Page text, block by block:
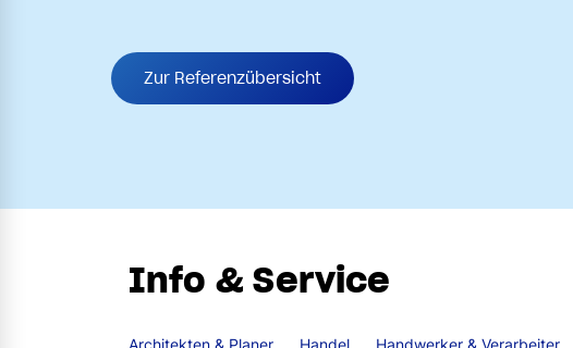
Zur Referenzübersicht
Info & Service
Architekten & Planer Handel Handwerker & Verarbeiter